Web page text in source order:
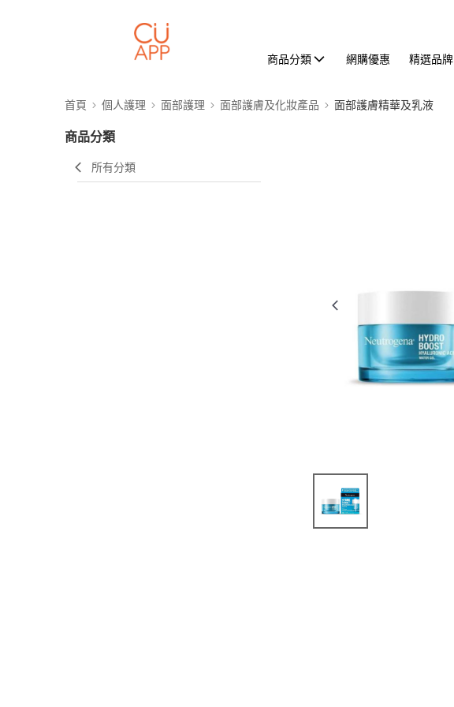
商品分類 網購優惠 精選品牌
首頁 個人護理 面部護理 面部護膚及化妝產品 面部護膚精華及乳液
商品分類
所有分類